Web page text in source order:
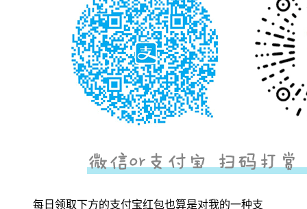
每日领取下方的支付宝红包也算是对我的一种支